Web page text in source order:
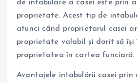
de intabulare a casei este prin
proprietate. Acest tip de
atunci când proprietarul casei
proprietate valabil și dorit să își
proprietatea în cartea funciară.
Avantajele intabulării casei prin